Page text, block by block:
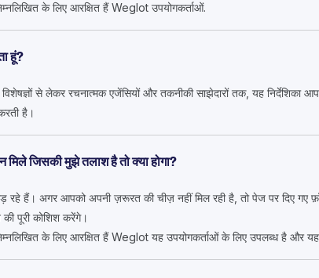
के लिए आरक्षित हैं Weglot उपयोगकर्ताओं.
हूं?
विशेषज्ञों से लेकर रचनात्मक एजेंसियों और तकनीकी साझेदारों तक, यह निर्देशिका
है।
मिले जिसकी मुझे तलाश है तो क्या होगा?
रहे हैं। अगर आपको अपनी ज़रूरत की चीज़ नहीं मिल रही है, तो पेज पर दिए
पूरी कोशिश करेंगे।
के लिए आरक्षित हैं Weglot यह उपयोगकर्ताओं के लिए उपलब्ध है और यह